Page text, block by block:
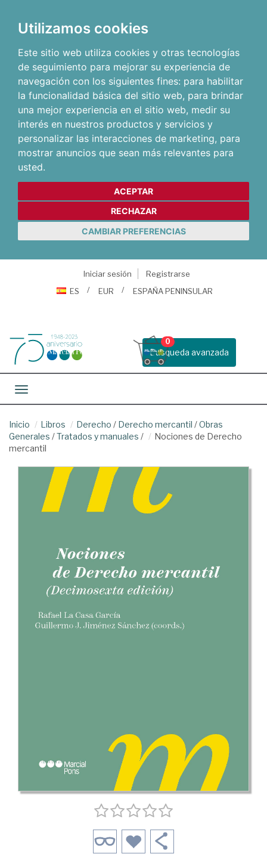
Utilizamos cookies
Este sitio web utiliza cookies y otras tecnologías
de seguimiento para mejorar su experiencia de
navegación con los siguientes fines: para habilitar
la funcionalidad básica del sitio web, para brindar
una mejor experiencia en el sitio web, medir su
interés en nuestros productos y servicios y
personalizar las interacciones de marketing, para
mostrar anuncios que sean más relevantes para
usted.
ACEPTAR
RECHAZAR
CAMBIAR PREFERENCIAS
Iniciar sesión
Registrarse
ES
EUR ESPAÑA PENINSULAR
Busqueda avanzada
0
Toggle navigation
Inicio Libros Derecho / Derecho mercantil /Obras
Generales /Tratados y manuales /
Nociones de Derecho
mercantil